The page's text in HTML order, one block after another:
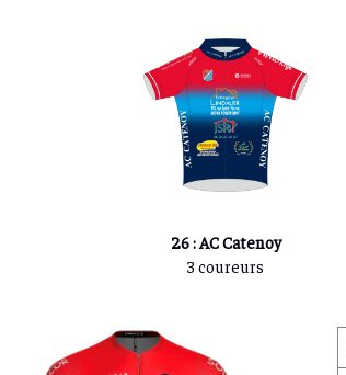
26 : AC Catenoy
3 coureurs